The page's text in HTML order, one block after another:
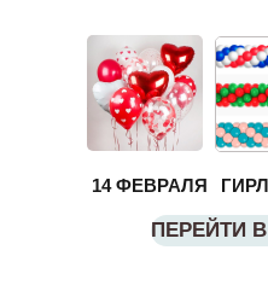
ПЕРЕЙТИ
14 ФЕВРАЛЯ